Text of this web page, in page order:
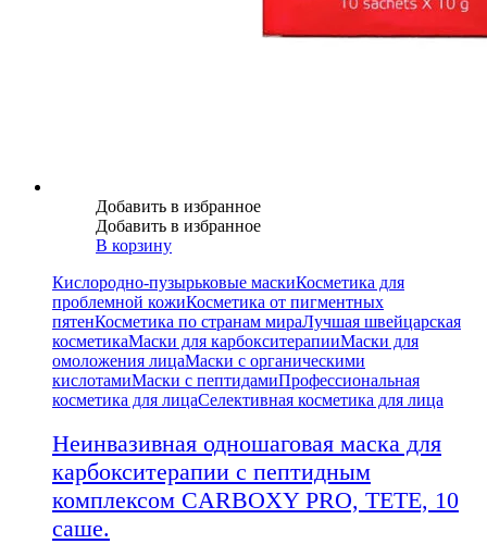
Добавить в избранное
Добавить в избранное
В корзину
Кислородно-пузырьковые маскиКосметика для
проблемной кожиКосметика от пигментных
пятенКосметика по странам мираЛучшая швейцарская
косметикаМаски для карбокситерапииМаски для
омоложения лицаМаски с органическими
кислотамиМаски с пептидамиПрофессиональная
косметика для лицаСелективная косметика для лица
Неинвазивная одношаговая маска для
карбокситерапии с пептидным
комплексом CARBOXY PRO, TETE, 10
саше.